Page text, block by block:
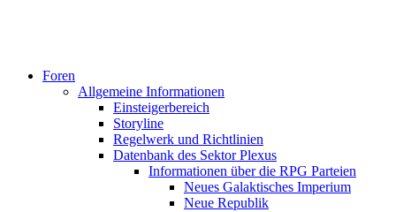
Foren
Allgemeine Informationen
Einsteigerbereich
Storyline
Regelwerk und Richtlinien
Datenbank des Sektor Plexus
Informationen über die RPG Parteien
Neues Galaktisches Imperium
Neue Republik